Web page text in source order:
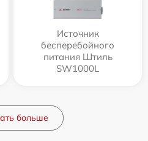
Источник
бесперебойного
питания Штиль
SW1000L
больше